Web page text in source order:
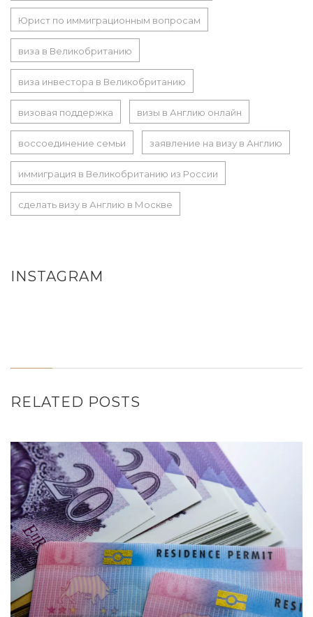
Юрист по иммиграционным вопросам
виза в Великобританию
виза инвестора в Великобританию
визовая поддержка визы в Англию онлайн
воссоединение семьи заявление на визу в Англию
иммиграция в Великобританию из России
сделать визу в Англию в Москве
INSTAGRAM
RELATED POSTS